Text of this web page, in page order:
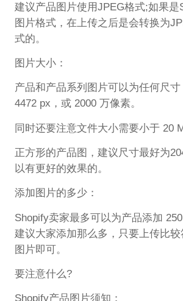
建议产品图片使用JPEG格式;如果是
图片格式，在上传之后是会转换为
式的。
图片大小：
产品和产品系列图片可以为任何尺
4472 px，或 2000 万像素。
同时还要注意文件大小需要小于 20
正方形的产品图，建议尺寸最好为
以有更好的效果的。
添加图片的多少：
Shopify卖家最多可以为产品添加
建议大家添加那么多，只要上传比
图片即可。
要注意什么?
Shopify产品图片须知：